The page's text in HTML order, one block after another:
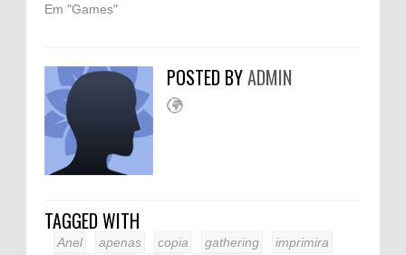
Em "Games"
POSTED BYADMIN
TAGGED WITH
Anel apenas copia gathering
imprimira